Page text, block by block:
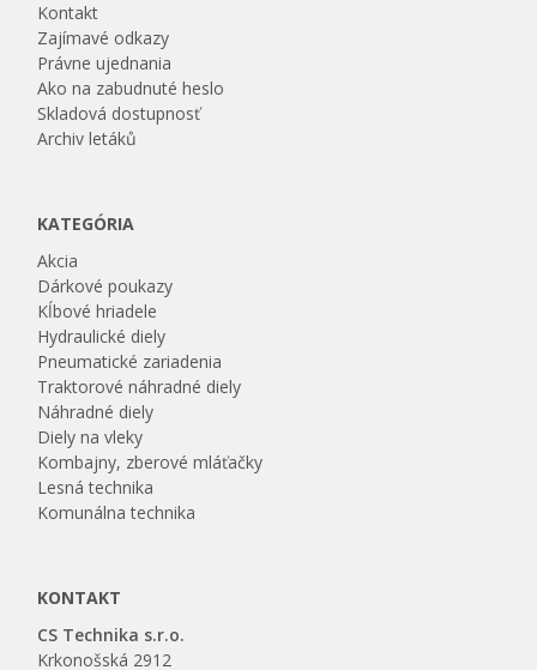
Kontakt
Zajímavé odkazy
Právne ujednania
Ako na zabudnuté heslo
Skladová dostupnosť
Archiv letáků
KATEGÓRIA
Akcia
Dárkové poukazy
Kĺbové hriadele
Hydraulické diely
Pneumatické zariadenia
Traktorové náhradné diely
Náhradné diely
Diely na vleky
Kombajny, zberové mláťačky
Lesná technika
Komunálna technika
KONTAKT
CS Technika s.r.o.
Krkonošská 2912